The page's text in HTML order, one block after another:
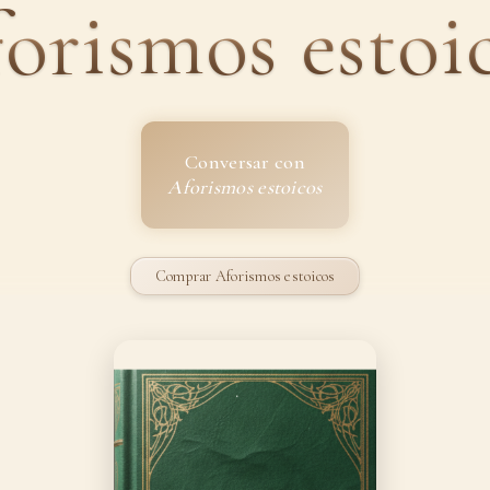
Conversar con
Aforismos estoicos
Comprar Aforismos estoicos